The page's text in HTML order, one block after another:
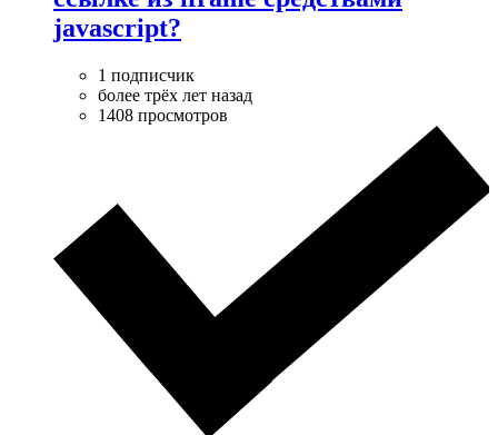
javascript?
1 подписчик
более трёх лет назад
1408 просмотров